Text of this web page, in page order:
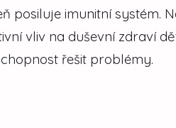
posiluje imunitní systém.
vliv na duševní zdraví
řešit problémy.